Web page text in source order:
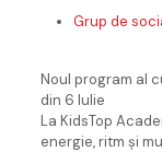
Grup de
Noul program al
din 6 Iulie
La KidsTop
energie, ritm și